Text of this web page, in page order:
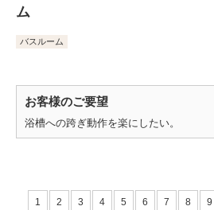
ム
バスルーム
お客様のご要望
浴槽への跨ぎ動作を楽にしたい。
1 2 3 4 5 6 7 8 9